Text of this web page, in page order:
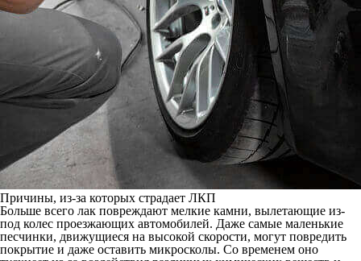
Причины, из-за которых страдает ЛКП
Больше всего лак повреждают мелкие камни, вылетающие из-
под колес проезжающих автомобилей. Даже самые маленькие
песчинки, движущиеся на высокой скорости, могут повредить
покрытие и даже оставить микросколы. Со временем оно